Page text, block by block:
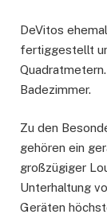
DeVitos
fertiggestellt
Badezimmer.
Zu den
gehören ein
großzügiger
Unterhaltung
Geräten